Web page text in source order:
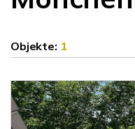
Objekte: 1